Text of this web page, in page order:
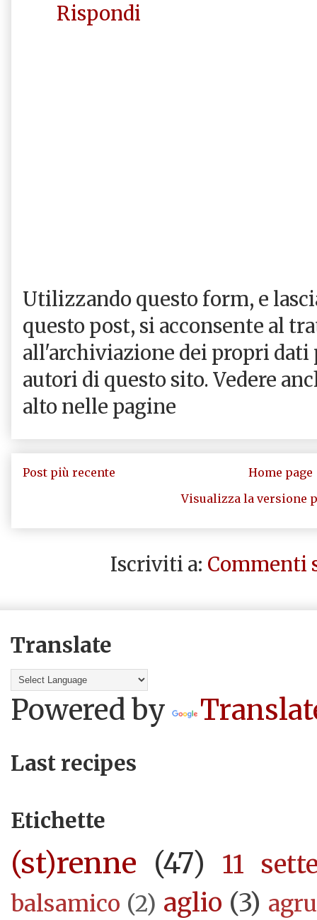
Rispondi
Utilizzando questo form, e
questo post, si acconsente al
all'archiviazione dei propri dati
autori di questo sito. Vedere
alto nelle pagine
Post più recente
Home page
Visualizza la versione
Iscriviti a: Commenti
Translate
Powered by
Last recipes
Etichette
(st)renne (47) 11
balsamico (2) aglio (3)